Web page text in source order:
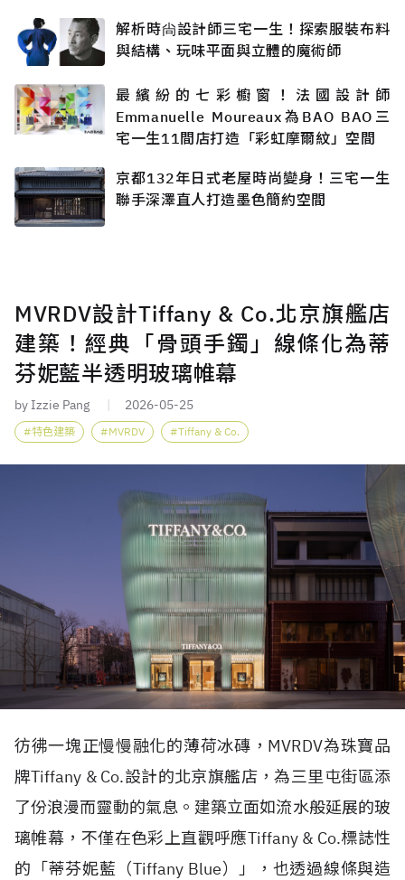
解析時尙設計師三宅一生！探索服裝布料
與結構、玩味平面與立體的魔術師
最繽紛的七彩櫥窗！法國設計師
Emmanuelle Moureaux為BAO BAO三
宅一生11間店打造「彩虹摩爾紋」空間
京都132年日式老屋時尚變身！三宅一生
聯手深澤直人打造墨色簡約空間
MVRDV設計Tiffany & Co.北京旗艦店
建築！經典「骨頭手鐲」線條化為蒂
芬妮藍半透明玻璃帷幕
by Izzie Pang 2026-05-25
特色建築 MVRDV Tiffany & Co.
彷彿一塊正慢慢融化的薄荷冰磚， MVRDV為珠寶品
牌Tiffany & Co.設計的北京旗艦店，為三里屯街區添
了份浪漫而靈動的氣息。建築立面如流水般延展的玻
璃帷幕，不僅在色彩上直觀呼應Tiffany & Co.標誌性
的「蒂芬妮藍（Tiffany Blue）」，也透過線條與造